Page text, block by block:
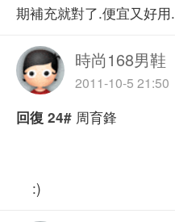
期補充就對了.便宜又好用.
時尚168男鞋
2011-10-5 21:50
回復 24# 周育鋒
:)